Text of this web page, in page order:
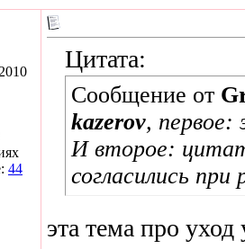
44
Цитата:
Сообщение от
kazerov, первое:
И второе:
согласились
эта тема про